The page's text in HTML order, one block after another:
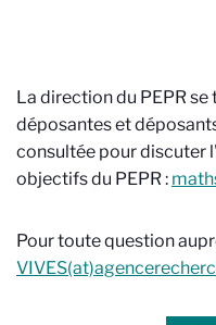
La direction du PEPR
déposantes et
consultée pour discuter
objectifs du PEPR :
Pour toute question